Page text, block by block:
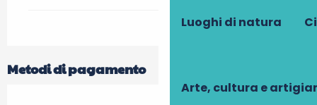
Luoghi di natura
Arte, cultura e
Metodi di pagamento